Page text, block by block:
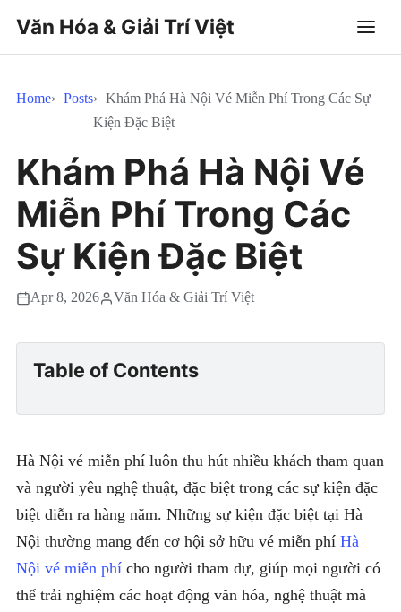
Văn Hóa & Giải Trí Việt
Home Posts
Khám Phá Hà Nội Vé Miễn Phí Trong Các Sự
Kiện Đặc Biệt
Khám Phá Hà Nội Vé
Miễn Phí Trong Các
Sự Kiện Đặc Biệt
Apr 8, 2026 Văn Hóa & Giải Trí Việt
Table of Contents
Hà Nội vé miễn phí luôn thu hút nhiều khách tham quan
và người yêu nghệ thuật, đặc biệt trong các sự kiện đặc
biệt diễn ra hàng năm. Những sự kiện đặc biệt tại Hà
Nội thường mang đến cơ hội sở hữu vé miễn phí Hà
Nội vé miễn phí cho người tham dự, giúp mọi người có
thể trải nghiệm các hoạt động văn hóa, nghệ thuật mà